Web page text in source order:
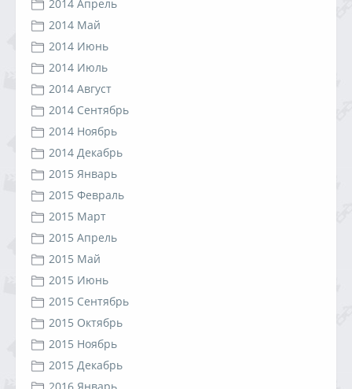
2014 Апрель
2014 Май
2014 Июнь
2014 Июль
2014 Август
2014 Сентябрь
2014 Ноябрь
2014 Декабрь
2015 Январь
2015 Февраль
2015 Март
2015 Апрель
2015 Май
2015 Июнь
2015 Сентябрь
2015 Октябрь
2015 Ноябрь
2015 Декабрь